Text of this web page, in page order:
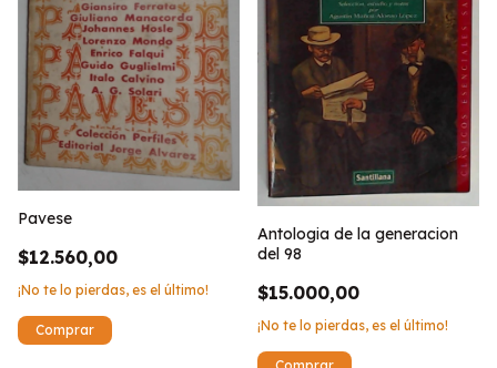
Pavese
$12.560,00
¡No te lo pierdas, es el último!
Antologia de la generacion
del 98
$15.000,00
¡No te lo pierdas, es el último!